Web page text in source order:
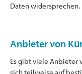
Daten widersprechen.
Anbieter von
Es gibt viele Anbieter
sich teilweise auf